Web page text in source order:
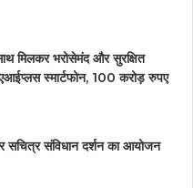
मिलकर भरोसेमंद और सुरक्षित
एआईप्लस स्मार्टफोन, 100 करोड़ रुपए
सचित्र संविधान दर्शन का आयोजन